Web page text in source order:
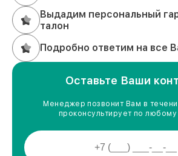
Выдадим персональный
талон
Подробно ответим на все
Оставьте Ваши
Менеджер позвонит Вам в
проконсультирует по